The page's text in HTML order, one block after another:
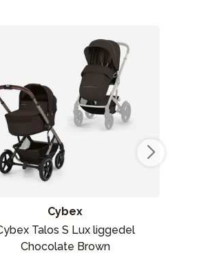
Cybex
Talos S Lux liggedel
Chocolate Brown